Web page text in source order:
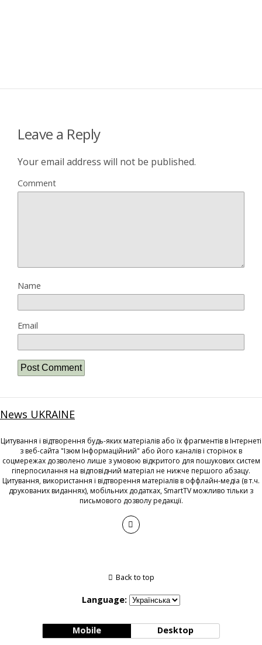
Leave a Reply
Your email address will not be published.
Comment
Name
Email
News UKRAINE
Цитування і відтворення будь-яких матеріалів або їх фрагментів в Інтернеті
з веб-сайта "Ізюм Інформаційний" або його каналів і сторінок в
соцмережах дозволено лише з умовою відкритого для пошукових систем
гіперпосилання на відповідний матеріал не нижче першого абзацу.
Цитування, використання і відтворення матеріалів в оффлайн-медіа (в т.ч.
друкованих виданнях), мобільних додатках, SmartTV можливо тільки з
письмового дозволу редакції.
Back to top
Language:
Mobile Desktop